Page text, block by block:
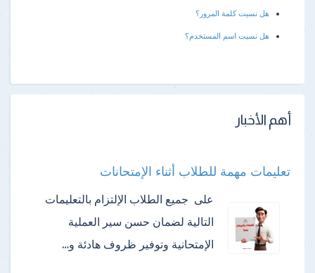
هل نسيت كلمة المرور؟
هل نسيت اسم المستخدم؟
أهم الأخبار
تعليمات مهمة للطلاب أثناء الإمتحانات
على جميع الطلاب الإلتزام بالتعليمات
التالية لضمان حسن سير العملية
الإمتحانية وتوفير ظروف هادئة و…